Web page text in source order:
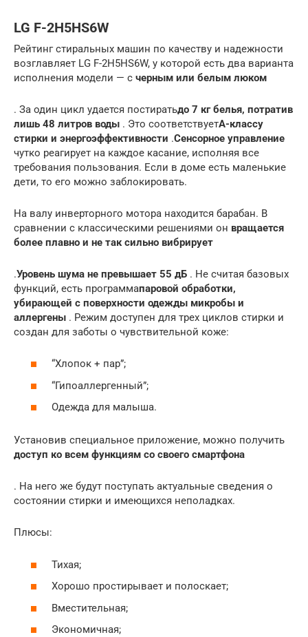
LG F-2H5HS6W
Рейтинг стиральных машин по качеству и надежности
возглавляет LG F-2H5HS6W, у которой есть два варианта
исполнения модели — с черным или белым люком
. За один цикл удается постиратьдо 7 кг белья, потратив
лишь 48 литров воды . Это соответствуетА-классу
стирки и энергоэффективности .Сенсорное управление
чутко реагирует на каждое касание, исполняя все
требования пользования. Если в доме есть маленькие
дети, то его можно заблокировать.
На валу инверторного мотора находится барабан. В
сравнении с классическими решениями он вращается
более плавно и не так сильно вибрирует
.Уровень шума не превышает 55 дБ . Не считая базовых
функций, есть программапаровой обработки,
убирающей с поверхности одежды микробы и
аллергены . Режим доступен для трех циклов стирки и
создан для заботы о чувствительной коже:
“Хлопок + пар”;
“Гипоаллергенный”;
Одежда для малыша.
Установив специальное приложение, можно получить
доступ ко всем функциям со своего смартфона
. На него же будут поступать актуальные сведения о
состоянии стирки и имеющихся неполадках.
Плюсы:
Тихая;
Хорошо простирывает и полоскает;
Вместительная;
Экономичная;